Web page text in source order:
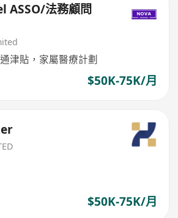
ASSO/法務顧問
津貼，家屬醫療計劃
$50K-75K/月
$50K-75K/月